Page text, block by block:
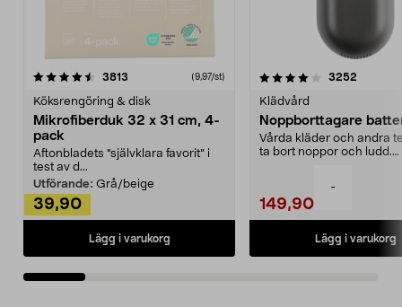
-
3813 (9,97/st)
Köksrengöring & disk
Mikrofiberduk 32 x 31 cm, 4-
pack
Aftonbladets "självklara favorit” i
test av d...
Utförande: Grå/beige
39,90
Lägg i varukorg
4.0av 5 stjärnor 3252
Klädvård
Noppborttagare
Vårda kläder och andra
ta bort noppor och ludd.
149,90
Lägg i varukorg
4.5av 5 stjärnor